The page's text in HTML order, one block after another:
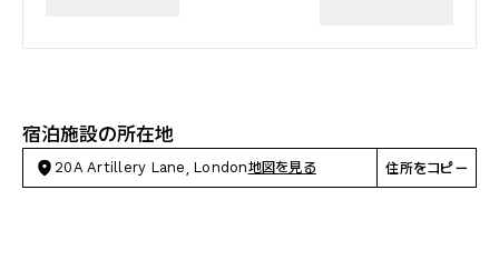
宿泊施設の所在地
20A Artillery Lane, London地図を見る 住所をコピー